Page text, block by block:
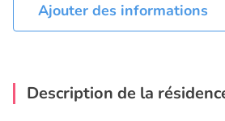
Ajouter des informations
Description de la